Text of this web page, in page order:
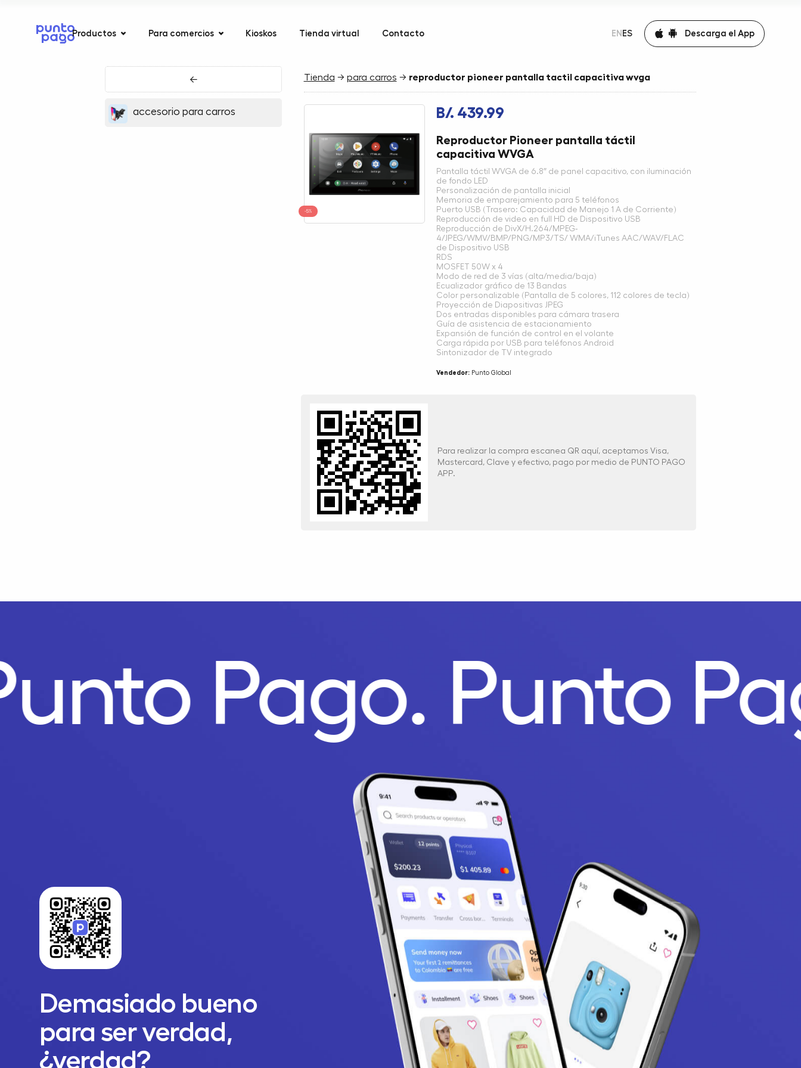
Productos Para comercios Kioskos Tienda virtual Contacto EN ES Descarga el App
←
accesorio para carros
Tienda → para carros → reproductor pioneer pantalla tactil capacitiva wvga
-5%
B/. 439.99
Reproductor Pioneer pantalla táctil
capacitiva WVGA
Pantalla táctil WVGA de 6.8″ de panel capacitivo, con iluminación
de fondo LED
Personalización de pantalla inicial
Memoria de emparejamiento para 5 teléfonos
Puerto USB (Trasero: Capacidad de Manejo 1 A de Corriente)
Reproducción de video en full HD de Dispositivo USB
Reproducción de DivX/H.264/MPEG-
4/JPEG/WMV/BMP/PNG/MP3/TS/ WMA/iTunes AAC/WAV/FLAC
de Dispositivo USB
RDS
MOSFET 50W x 4
Modo de red de 3 vías (alta/media/baja)
Ecualizador gráfico de 13 Bandas
Color personalizable (Pantalla de 5 colores, 112 colores de tecla)
Proyección de Diapositivas JPEG
Dos entradas disponibles para cámara trasera
Guía de asistencia de estacionamiento
Expansión de función de control en el volante
Carga rápida por USB para teléfonos Android
Sintonizador de TV integrado
Vendedor:Punto Global
Para realizar la compra escanea QR aquí, aceptamos Visa,
Mastercard, Clave y efectivo, pago por medio de PUNTO PAGO
APP.
Pago. Punto
Demasiado bueno
para ser verdad,
¿verdad?